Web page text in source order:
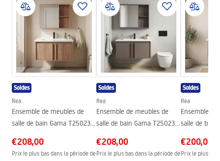
Hauteur
400
800mm
Profondeur
470mm
Conditions de garantie
Warranty_Terms_and_Conditions_-_Furniture_-
_24.pdf
Manual
Instrukcja_monta__u_Szafka___azienkowa_Core.pdf
Soldes
Rea
Ensemble de meubles de
salle de bain Gama T25023
€208,00
Prix le plus bas dans la période de
Soldes
Rea
Ensemble de meubles de
salle de bain Gama T25023
€208,00
Prix le plus bas dans la période de
Soldes
Rea
Ensemble
salle de bain
€200,00
Prix le plus